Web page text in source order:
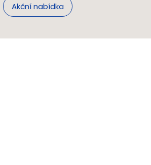
Akční nabídka